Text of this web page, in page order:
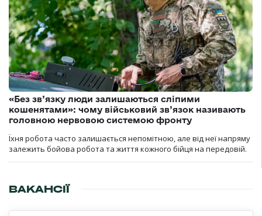
«Без зв’язку люди залишаються сліпими
кошенятами»: чому військовий зв’язок називають
головною нервовою системою фронту
Їхня робота часто залишається непомітною, але від неї напряму
залежить бойова робота та життя кожного бійця на передовій.
ВАКАНСІЇ